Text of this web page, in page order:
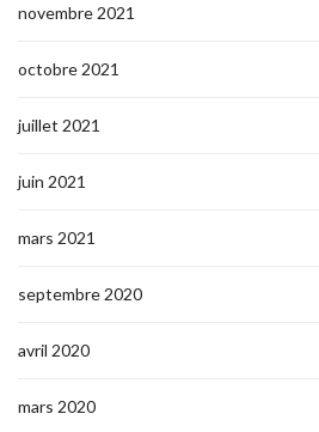
novembre 2021
octobre 2021
juillet 2021
juin 2021
mars 2021
septembre 2020
avril 2020
mars 2020